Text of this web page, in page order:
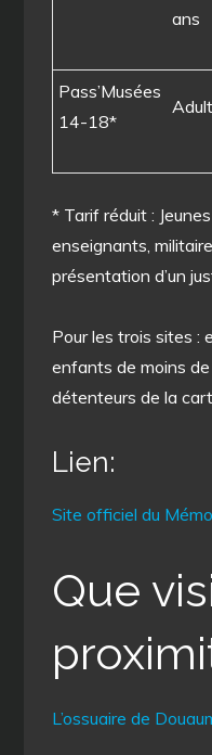
ans
Pass’Musées
14-18*
* Tarif réduit :
enseignants,
présentation d’un
Pour les trois sites :
enfants de moins
détenteurs de la
Lien:
Site officiel du
Que
L’ossuaire de